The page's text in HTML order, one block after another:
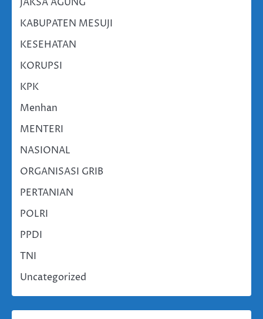
KABUPATEN MESUJI
KESEHATAN
KORUPSI
KPK
Menhan
MENTERI
NASIONAL
ORGANISASI GRIB
PERTANIAN
POLRI
PPDI
TNI
Uncategorized